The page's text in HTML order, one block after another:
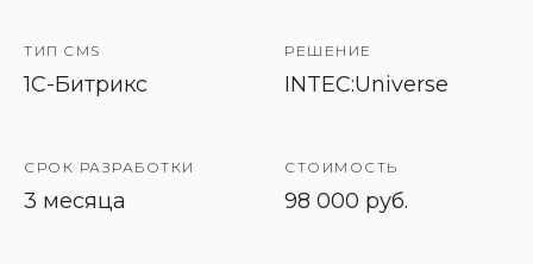
ТИП CMS
1C-Битрикс
РЕШЕНИЕ
INTEC:Universe
СРОК РАЗРАБОТКИ
3 месяца
СТОИМОСТЬ
98 000 руб.